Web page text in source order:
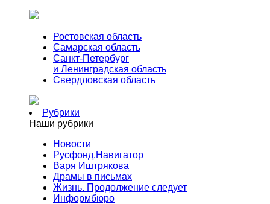
Ростовская область
Самарская область
Санкт-Петербург
и Ленинградская область
Свердловская область
Рубрики
Наши рубрики
Новости
Русфонд.Навигатор
Варя Иштрякова
Драмы в письмах
Жизнь. Продолжение следует
Информбюро